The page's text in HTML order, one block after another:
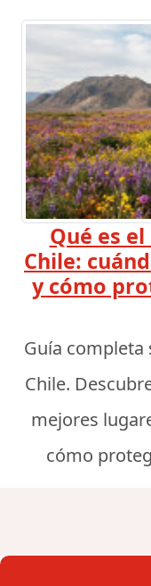
Qué es
Chile:
y cómo
Guía completa
Chile.
mejores
cómo